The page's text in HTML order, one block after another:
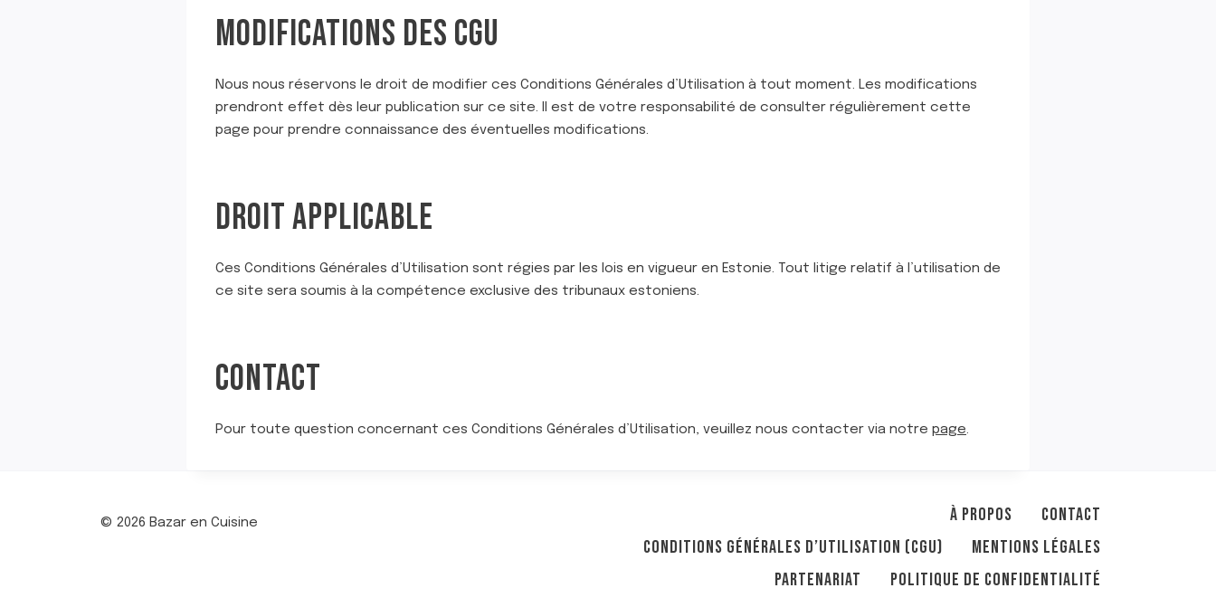
MODIFICATIONS DES CGU
Nous nous réservons le droit de modifier ces Conditions Générales d’Utilisation à tout moment. Les modifications
prendront effet dès leur publication sur ce site. Il est de votre responsabilité de consulter régulièrement cette
page pour prendre connaissance des éventuelles modifications.
DROIT APPLICABLE
Ces Conditions Générales d’Utilisation sont régies par les lois en vigueur en Estonie. Tout litige relatif à l’utilisation de
ce site sera soumis à la compétence exclusive des tribunaux estoniens.
CONTACT
Pour toute question concernant ces Conditions Générales d’Utilisation, veuillez nous contacter via notre page.
© 2026 Bazar en Cuisine À PROPOS
CONTACT
CONDITIONS GÉNÉRALES D’UTILISATION (CGU)
MENTIONS LÉGALES
PARTENARIAT
POLITIQUE DE CONFIDENTIALITÉ